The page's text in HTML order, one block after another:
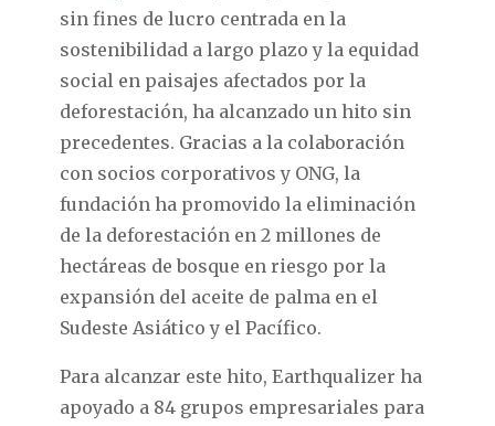
sin fines de lucro centrada en la
sostenibilidad a largo plazo y la equidad
social en paisajes afectados por la
deforestación, ha alcanzado un hito sin
precedentes. Gracias a la colaboración
con socios corporativos y ONG, la
fundación ha promovido la eliminación
de la deforestación en 2 millones de
hectáreas de bosque en riesgo por la
expansión del aceite de palma en el
Sudeste Asiático y el Pacífico.
Para alcanzar este hito, Earthqualizer ha
apoyado a 84 grupos empresariales para